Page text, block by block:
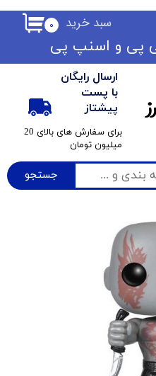
جستجو
ارسال رایگان
با پست
پیشتاز
​برای سفارش های بالای 20
میلیون تومان
۰ سبد خرید
پی ​​​​​​​و اسنپ پی